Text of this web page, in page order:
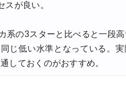
が良い。
系の3スターと比べると一段
じ低い水準となっている。
しておくのがおすすめ。